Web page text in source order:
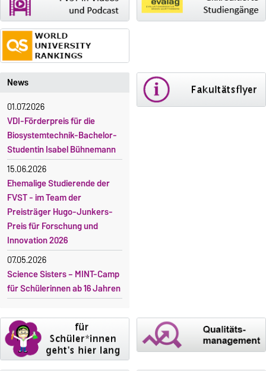
News
01.07.2026
VDI-Förderpreis für die
Biosystemtechnik-Bachelor-
Studentin Isabel Bühnemann
15.06.2026
Ehemalige Studierende der
FVST - im Team der
Preisträger Hugo-Junkers-
Preis für Forschung und
Innovation 2026
07.05.2026
Science Sisters – MINT-Camp
für Schülerinnen ab 16 Jahren